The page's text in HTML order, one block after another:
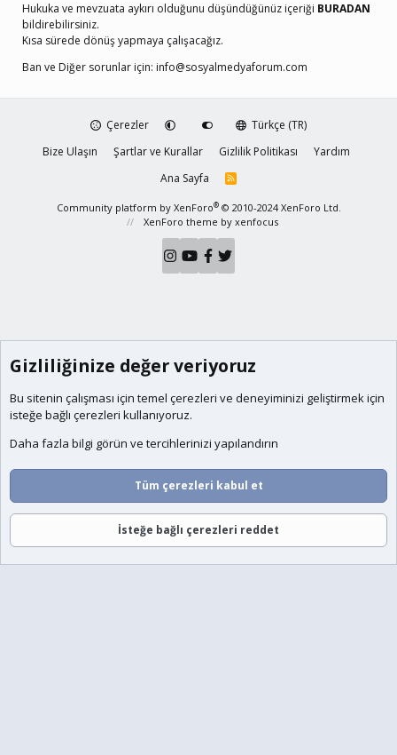
Hukuka ve mevzuata aykırı olduğunu düşündüğünüz içeriği BURADAN
bildirebilirsiniz.
Kısa sürede dönüş yapmaya çalışacağız.
Ban ve Diğer sorunlar için: info@sosyalmedyaforum.com
Çerezler
Türkçe (TR)
Bize Ulaşın
Şartlar ve Kurallar Gizlilik Politikası
Yardım
Ana Sayfa
R
S
Community platform by XenForo® © 2010-2024 XenForo Ltd.
XenForo theme by xenfocus
Gizliliğinize değer veriyoruz
Bu sitenin çalışması için temel çerezleri ve deneyiminizi geliştirmek için
isteğe bağlı çerezleri kullanıyoruz.
Daha fazla bilgi görün ve tercihlerinizi yapılandırın
Tüm çerezleri kabul et
İsteğe bağlı çerezleri reddet